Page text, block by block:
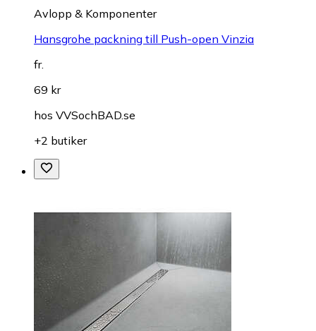
Avlopp & Komponenter
Hansgrohe packning till Push-open Vinzia
fr.
69 kr
hos VVSochBAD.se
+2 butiker